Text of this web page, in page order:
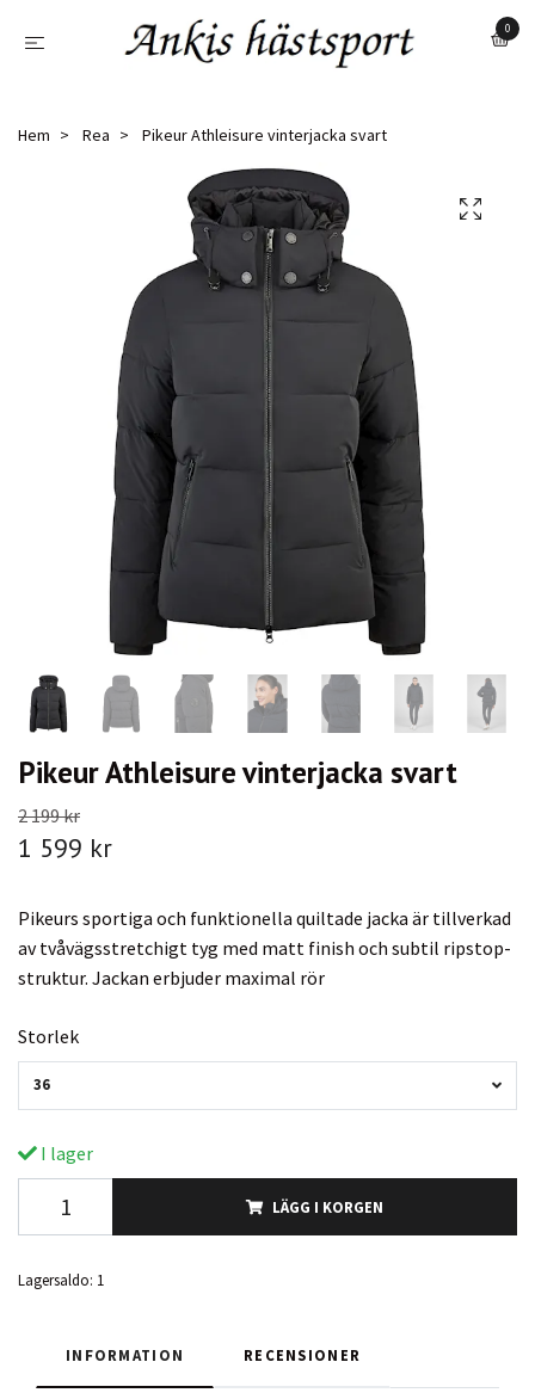
0
Hem Rea Pikeur Athleisure vinterjacka svart
Pikeur Athleisure vinterjacka svart
2 199 kr
1 599 kr
Pikeurs sportiga och funktionella quiltade jacka är tillverkad
av tvåvägsstretchigt tyg med matt finish och subtil ripstop-
struktur. Jackan erbjuder maximal rör
Storlek
36
I lager
LÄGG I KORGEN
Lagersaldo: 1
INFORMATION RECENSIONER